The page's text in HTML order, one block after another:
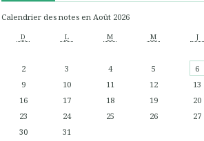
Calendrier des notes en Août 2026
D L M M J
2
3 4 5 6
9
10 11 12 13
16
17 18 19 20
23
24 25 26 27
30
31